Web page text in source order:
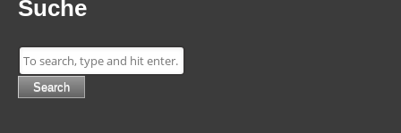
Suche
Search